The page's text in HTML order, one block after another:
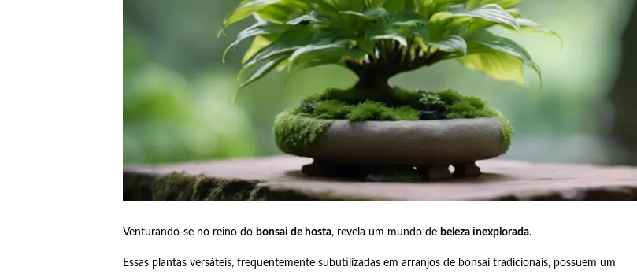
Venturando-se no reino do bonsai de hosta, revela um mundo de beleza inexplorada.
Essas plantas versáteis, frequentemente subutilizadas em arranjos de bonsai tradicionais, possuem um